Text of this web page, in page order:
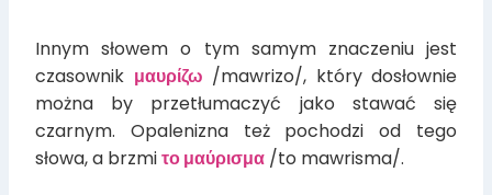
Innym słowem o tym samym znaczeniu jest
czasownik μαυρίζω /mawrizo/, który dosłownie
można by przetłumaczyć jako stawać się
czarnym. Opalenizna też pochodzi od tego
słowa, a brzmiτο μαύρισμα /to mawrisma/.